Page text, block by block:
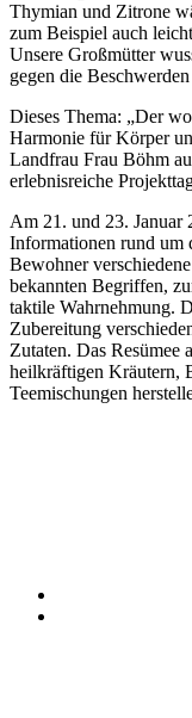
Thymian und Zitrone
zum Beispiel auch
Unsere Großmütter
gegen die
Dieses Thema: „Der
Harmonie für Körper
Landfrau Frau Böhm
erlebnisreiche
Am 21. und 23. Januar
Informationen rund um
Bewohner
bekannten Begriffen,
taktile Wahrnehmung.
Zubereitung
Zutaten. Das Resümee
heilkräftigen Kräutern,
Teemischungen